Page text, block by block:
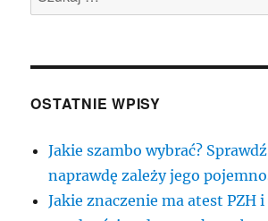
OSTATNIE WPISY
Jakie szambo wybrać?
naprawdę zależy jego
Jakie znaczenie ma atest PZH